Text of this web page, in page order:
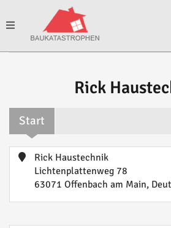
Toggle
Rick
Start
Rick Haustechnik
Lichtenplattenweg 78
63071 Offenbach am Main,